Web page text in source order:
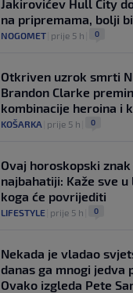
Jakirovićev Hull City
na pripremama, bolji
NOGOMET prije 5 h 0
Otkriven uzrok smrti
Brandon Clarke
kombinacije heroina i
KOŠARKA prije 5 h 0
Ovaj horoskopski znak
najbahatiji: Kaže sve
koga će povrijediti
LIFESTYLE prije 5 h 0
Nekada je vladao
danas ga mnogi jedva
Ovako izgleda Pete